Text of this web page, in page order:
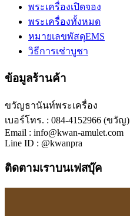
พระเครื่องเปิดจอง
พระเครื่องทั้งหมด
หมายเลขพัสดุEMS
วิธีการเช่าบูชา
ข้อมูลร้านค้า
ขวัญธานันท์พระเครื่อง
เบอร์โทร. : 084-4152966 (ขวัญ)
Email : info@kwan-amulet.com
Line ID : @kwanpra
ติดตามเราบนเฟสบุ๊ค